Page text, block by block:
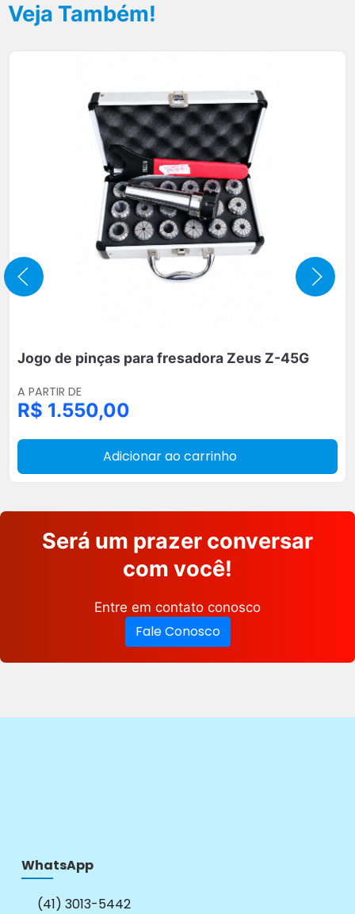
Veja Também!
Jogo de pinças para fresadora Zeus Z-45G
A PARTIR DE
R$ 1.550,00
Adicionar ao carrinho
Será um prazer conversar
com você!
Entre em contato conosco
Fale Conosco
WhatsApp
(41) 3013-5442